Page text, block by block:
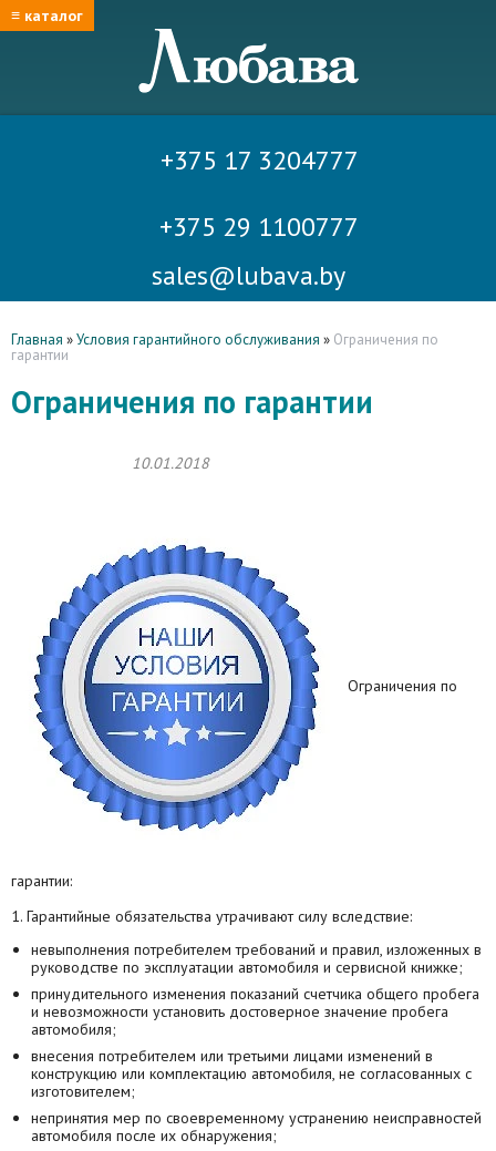
≡ каталог
+375 17 3204777
+375 29 1100777
sales@lubava.by
Главная »Условия гарантийного обслуживания » Ограничения по
гарантии
Ограничения по гарантии
10.01.2018
Ограничения по
гарантии:
1. Гарантийные обязательства утрачивают силу вследствие:
невыполнения потребителем требований и правил, изложенных в
руководстве по эксплуатации автомобиля и сервисной книжке;
принудительного изменения показаний счетчика общего пробега
и невозможности установить достоверное значение пробега
автомобиля;
внесения потребителем или третьими лицами изменений в
конструкцию или комплектацию автомобиля, не согласованных с
изготовителем;
непринятия мер по своевременному устранению неисправностей
автомобиля после их обнаружения;